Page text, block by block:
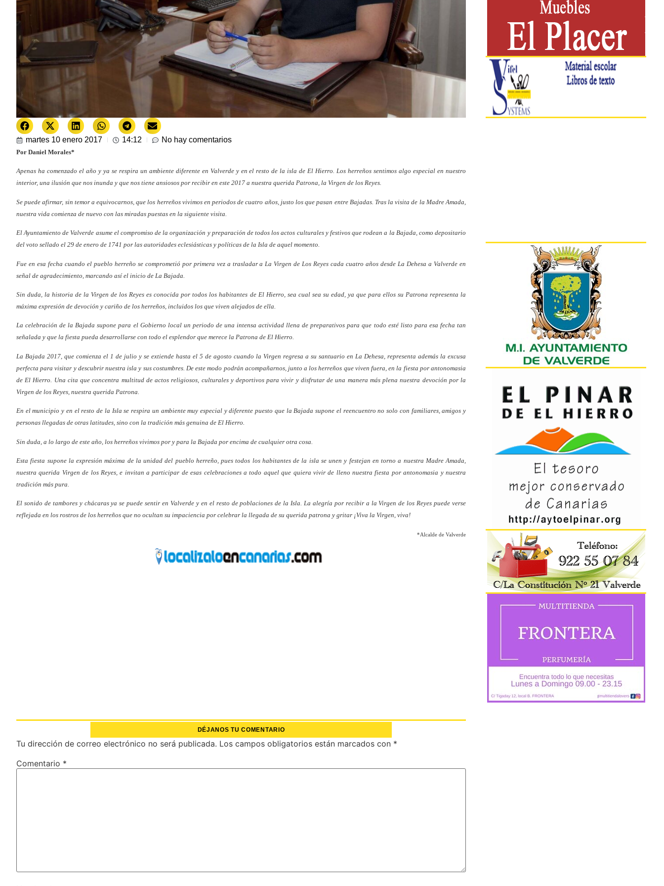
martes 10 enero 2017 14:12 No hay comentarios
Por Daniel Morales*
Apenas ha comenzado el año y ya se respira un ambiente diferente en Valverde y en el resto de la isla de El Hierro. Los herreños sentimos algo especial en nuestro
interior, una ilusión que nos inunda y que nos tiene ansiosos por recibir en este 2017 a nuestra querida Patrona, la Virgen de los Reyes.
Se puede afirmar, sin temor a equivocarnos, que los herreños vivimos en periodos de cuatro años, justo los que pasan entre Bajadas. Tras la visita de la Madre Amada,
nuestra vida comienza de nuevo con las miradas puestas en la siguiente visita.
El Ayuntamiento de Valverde asume el compromiso de la organización y preparación de todos los actos culturales y festivos que rodean a la Bajada, como depositario
del voto sellado el 29 de enero de 1741 por las autoridades eclesiásticas y políticas de la Isla de aquel momento.
Fue en esa fecha cuando el pueblo herreño se comprometió por primera vez a trasladar a La Virgen de Los Reyes cada cuatro años desde La Dehesa a Valverde en
señal de agradecimiento, marcando así el inicio de La Bajada.
Sin duda, la historia de la Virgen de los Reyes es conocida por todos los habitantes de El Hierro, sea cual sea su edad, ya que para ellos su Patrona representa la
máxima expresión de devoción y cariño de los herreños, incluidos los que viven alejados de ella.
La celebración de la Bajada supone para el Gobierno local un periodo de una intensa actividad llena de preparativos para que todo esté listo para esa fecha tan
señalada y que la fiesta pueda desarrollarse con todo el esplendor que merece la Patrona de El Hierro.
La Bajada 2017, que comienza el 1 de julio y se extiende hasta el 5 de agosto cuando la Virgen regresa a su santuario en La Dehesa, representa además la excusa
perfecta para visitar y descubrir nuestra isla y sus costumbres. De este modo podrán acompañarnos, junto a los herreños que viven fuera, en la fiesta por antonomasia
de El Hierro. Una cita que concentra multitud de actos religiosos, culturales y deportivos para vivir y disfrutar de una manera más plena nuestra devoción por la
Virgen de los Reyes, nuestra querida Patrona.
En el municipio y en el resto de la Isla se respira un ambiente muy especial y diferente puesto que la Bajada supone el reencuentro no solo con familiares, amigos y
personas llegadas de otras latitudes, sino con la tradición más genuina de El Hierro.
Sin duda, a lo largo de este año, los herreños vivimos por y para la Bajada por encima de cualquier otra cosa.
Esta fiesta supone la expresión máxima de la unidad del pueblo herreño, pues todos los habitantes de la isla se unen y festejan en torno a nuestra Madre Amada,
nuestra querida Virgen de los Reyes, e invitan a participar de esas celebraciones a todo aquel que quiera vivir de lleno nuestra fiesta por antonomasia y nuestra
tradición más pura.
El sonido de tambores y chácaras ya se puede sentir en Valverde y en el resto de poblaciones de la Isla. La alegría por recibir a la Virgen de los Reyes puede verse
reflejada en los rostros de los herreños que no ocultan su impaciencia por celebrar la llegada de su querida patrona y gritar ¡Viva la Virgen, viva!
*Alcalde de Valverde
DÉJANOS TU COMENTARIO
Tu dirección de correo electrónico no será publicada. Los campos obligatorios están marcados con *
Comentario *